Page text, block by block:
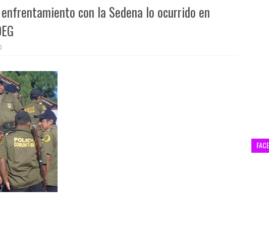
con la Sedena lo ocurrido en